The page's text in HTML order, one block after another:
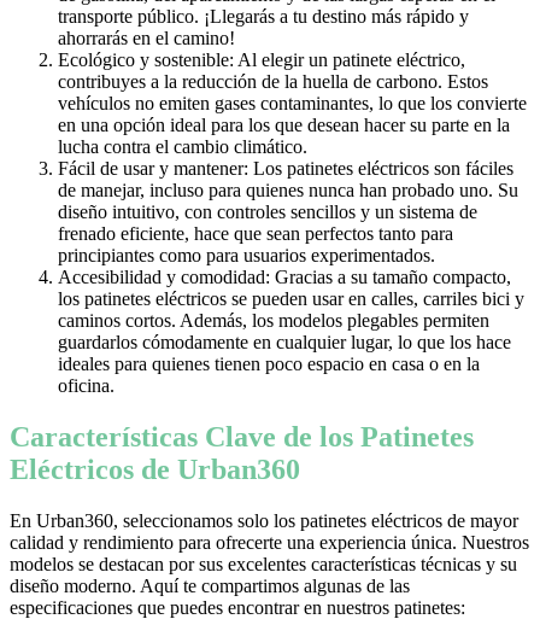
transporte público. ¡Llegarás a tu destino más rápido y
ahorrarás en el camino!
Ecológico y sostenible: Al elegir un patinete eléctrico,
contribuyes a la reducción de la huella de carbono. Estos
vehículos no emiten gases contaminantes, lo que los convierte
en una opción ideal para los que desean hacer su parte en la
lucha contra el cambio climático.
Fácil de usar y mantener: Los patinetes eléctricos son fáciles
de manejar, incluso para quienes nunca han probado uno. Su
diseño intuitivo, con controles sencillos y un sistema de
frenado eficiente, hace que sean perfectos tanto para
principiantes como para usuarios experimentados.
Accesibilidad y comodidad: Gracias a su tamaño compacto,
los patinetes eléctricos se pueden usar en calles, carriles bici y
caminos cortos. Además, los modelos plegables permiten
guardarlos cómodamente en cualquier lugar, lo que los hace
ideales para quienes tienen poco espacio en casa o en la
oficina.
Características Clave de los Patinetes
Eléctricos de Urban360
En Urban360, seleccionamos solo los patinetes eléctricos de mayor
calidad y rendimiento para ofrecerte una experiencia única. Nuestros
modelos se destacan por sus excelentes características técnicas y su
diseño moderno. Aquí te compartimos algunas de las
especificaciones que puedes encontrar en nuestros patinetes: